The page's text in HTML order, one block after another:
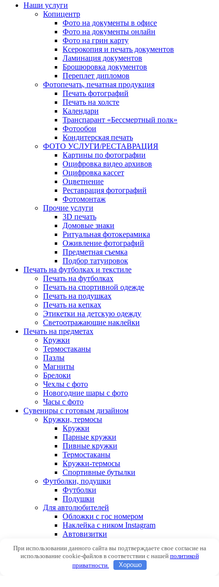
Наши услуги
Копицентр
Фото на документы в офисе
Фото на документы онлайн
Фото на грин карту
Ксерокопия и печать документов
Ламинация документов
Брошюровка документов
Переплет дипломов
Фотопечать, печатная продукция
Печать фотографий
Печать на холсте
Календари
Транспарант «Бессмертный полк»
Фотообои
Кондитерская печать
ФОТО УСЛУГИ/РЕСТАВРАЦИЯ
Картины по фотографии
Оцифровка видео архивов
Оцифровка кассет
Оцветнение
Реставрация фотографий
Фотомонтаж
Прочие услуги
3D печать
Домовые знаки
Ритуальная фотокерамика
Оживление фотографий
Предметная съемка
Подбор татуировок
Печать на футболках и текстиле
Печать на футболках
Печать на спортивной одежде
Печать на подушках
Печать на кепках
Этикетки на детскую одежду
Светоотражающие наклейки
Печать на предметах
Кружки
Термостаканы
Пазлы
Магниты
Брелоки
Чехлы с фото
Новогодние шары с фото
Часы с фото
Сувениры с готовым дизайном
Кружки, термосы
Кружки
Парные кружки
Пивные кружки
Термостаканы
Кружки-термосы
Спортивные бутылки
Футболки, подушки
Футболки
Подушки
Для автолюбителей
Обложки с гос номером
Наклейка с ником Instagram
Автовизитки
Авторизоваться
При использовании данного сайта вы подтверждаете свое согласие на
использование cookie-файлов в соответствии с нашей политикой
приватности.
Хорошо